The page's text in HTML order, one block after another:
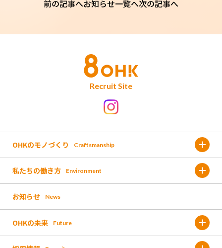
前の記事へお知らせ一覧へ次の記事へ
Recruit Site
OHKのモノづくり Craftsmanship
金バク!
なんしょん?
私たちの働き方 Environment
福利厚生
働く環境
お知らせ News
OHKの未来 Future